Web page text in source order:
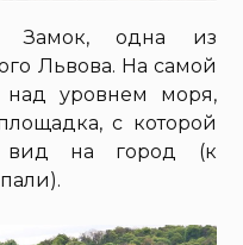
Замок, одна из
Львова. На самой
уровнем моря,
с которой
вид на город (к